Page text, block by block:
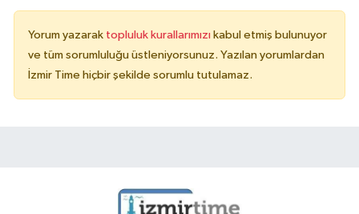
Yorum yazarak topluluk kurallarımızı kabul etmiş bulunuyor
ve tüm sorumluluğu üstleniyorsunuz. Yazılan yorumlardan
İzmir Time hiçbir şekilde sorumlu tutulamaz.